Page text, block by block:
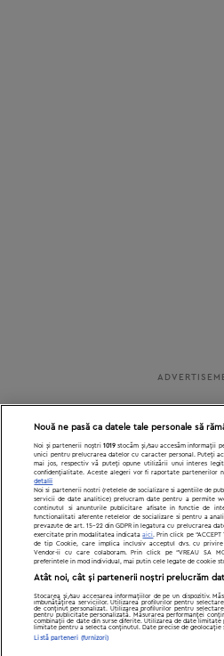
Nouă ne pasă ca datele tale personale să
Noi și partenerii noștri 1019stocăm și/sau accesăm informații
unici pentru prelucrarea datelor cu caracter personal. Puteți
mai jos, respectiv vă puteți opune utilizării unui interes
confidențialitate. Aceste alegeri vor fi raportate partenerilor
detalii
Noi si partenerii nostri (retelele de socializare si agentiile de
servicii de date analitice) prelucram date pentru a permite
continutul si anunturile publicitare afisate in functie de
functionalitati aferente retelelor de socializare si pentru a
prevazute de art. 15-22 din GDPR in legatura cu prelucrarea
exercitate prin modalitatea indicataaici . Prin click pe
de tip Cookie, care implica inclusiv acceptul dvs. cu
Vendor-ii cu care colaboram. Prin click pe “VREAU SA
preferintele in mod individual, mai putin cele legate de cookie
Atât noi, cât și partenerii noștri prelucrăm
Stocarea și/sau accesarea informațiilor de pe un dispozitiv.
îmbunătățirea serviciilor. Utilizarea profilurilor pentru
de conținut personalizat. Utilizarea profilurilor pentru
pentru publicitate personalizată. Măsurarea performanței
combinații de date din surse diferite. Utilizarea de date
limitate pentru a selecta conținutul. Date precise de geolocație
Listă parteneri (furnizori)